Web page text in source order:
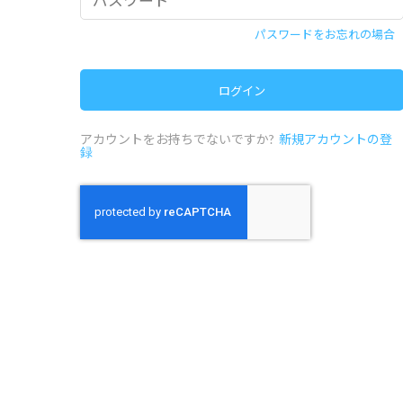
パスワードをお忘れの場合
アカウントをお持ちでないですか? 新規アカウントの登
録